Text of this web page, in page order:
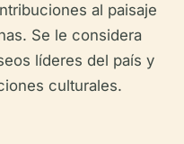
al paisaje
Se le considera
líderes del país y
culturales.